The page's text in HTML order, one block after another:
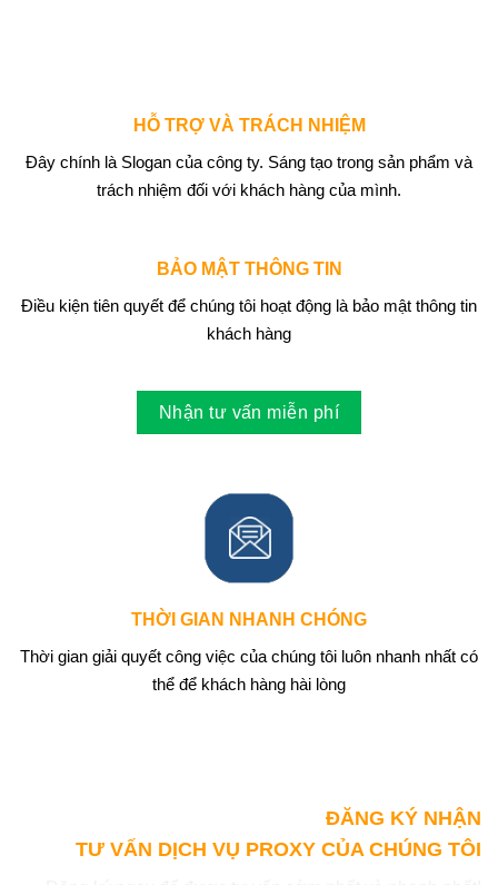
HỖ TRỢ VÀ TRÁCH NHIỆM
Đây chính là Slogan của công ty. Sáng tạo trong sản phẩm và
trách nhiệm đối với khách hàng của mình.
BẢO MẬT THÔNG TIN
Điều kiện tiên quyết để chúng tôi hoạt động là bảo mật thông tin
khách hàng
Nhận tư vấn miễn phí
THỜI GIAN NHANH CHÓNG
Thời gian giải quyết công việc của chúng tôi luôn nhanh nhất có
thể để khách hàng hài lòng
ĐĂNG KÝ NHẬN
TƯ VẤN DỊCH VỤ PROXY CỦA CHÚNG TÔI